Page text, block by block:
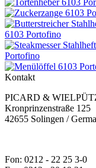
6103 Portofino
Portofino
Kontakt
PICARD &
Kronprinzenstraße 125
42655 Solingen /
Fon: 0212 - 22 25 3-0